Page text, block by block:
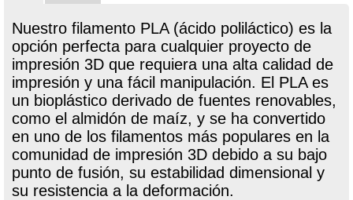
Nuestro filamento PLA (ácido poliláctico) es la
opción perfecta para cualquier proyecto de
impresión 3D que requiera una alta calidad de
impresión y una fácil manipulación. El PLA es
un bioplástico derivado de fuentes renovables,
como el almidón de maíz, y se ha convertido
en uno de los filamentos más populares en la
comunidad de impresión 3D debido a su bajo
punto de fusión, su estabilidad dimensional y
su resistencia a la deformación.